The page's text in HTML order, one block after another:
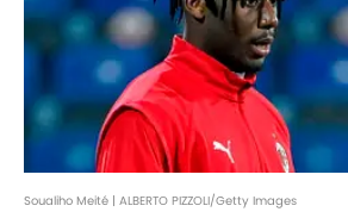
Soualiho Meité | ALBERTO PIZZOLI/Getty Images